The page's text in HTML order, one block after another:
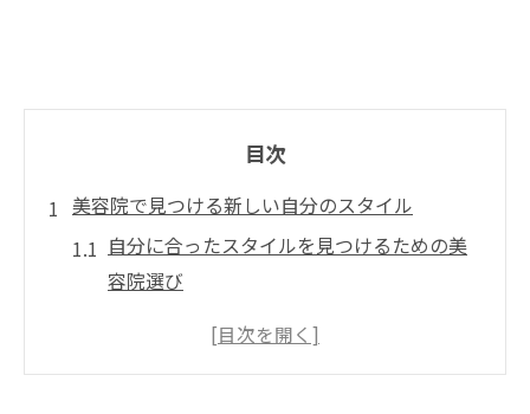
目次
美容院で見つける新しい自分のスタイル
自分に合ったスタイルを見つけるための美
容院選び
トレンドを取り入れたヘアスタイルの提案